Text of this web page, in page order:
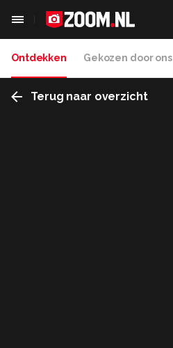
Ontdekken Gekozen door ons
Terug naar overzicht